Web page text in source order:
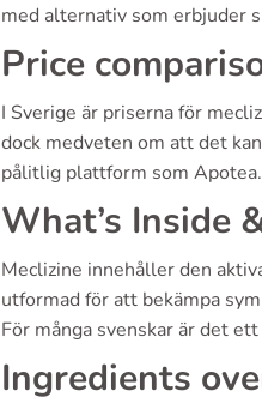
med alternativ som erbjuder
Price
I Sverige är priserna för
dock medveten om att det
pålitlig plattform som
What’s Inside
Meclizine innehåller den
utformad för att bekämpa
För många svenskar är det
Ingredients